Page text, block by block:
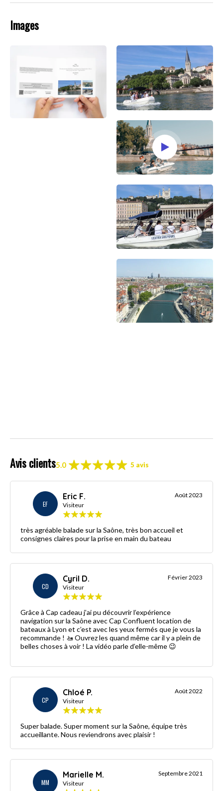
Images
Avis clients5.0 5 avis
EF
Eric F.
Visiteur
Août 2023
très agréable balade sur la Saône, très bon accueil et
consignes claires pour la prise en main du bateau
CD
Cyril D.
Visiteur
Février 2023
Grâce à Cap cadeau j’ai pu découvrir l’expérience
navigation sur la Saône avec Cap Confluent location de
bateaux à Lyon et c’est avec les yeux fermés que je vous la
recommande ! 🚤 Ouvrez les quand même car il y a plein de
belles choses à voir ! La vidéo parle d’elle-même 😉
CP
Chloé P.
Visiteur
Août 2022
Super balade. Super moment sur la Saône, équipe très
accueillante. Nous reviendrons avec plaisir !
MM
Marielle M.
Visiteur
Septembre 2021